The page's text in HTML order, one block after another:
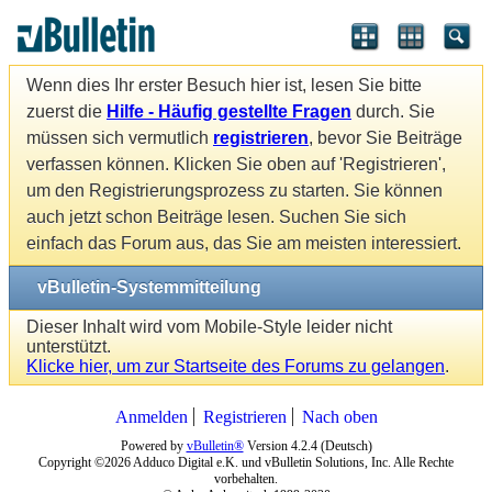
Wenn dies Ihr erster Besuch hier ist, lesen Sie bitte
zuerst die Hilfe - Häufig gestellte Fragen durch. Sie
müssen sich vermutlich registrieren, bevor Sie Beiträge
verfassen können. Klicken Sie oben auf 'Registrieren',
um den Registrierungsprozess zu starten. Sie können
auch jetzt schon Beiträge lesen. Suchen Sie sich
einfach das Forum aus, das Sie am meisten interessiert.
vBulletin-Systemmitteilung
Dieser Inhalt wird vom Mobile-Style leider nicht
unterstützt.
Klicke hier, um zur Startseite des Forums zu gelangen.
Anmelden Registrieren Nach oben
Powered by vBulletin®Version 4.2.4 (Deutsch)
Copyright ©2026 Adduco Digital e.K. und vBulletin Solutions, Inc. Alle Rechte
vorbehalten.